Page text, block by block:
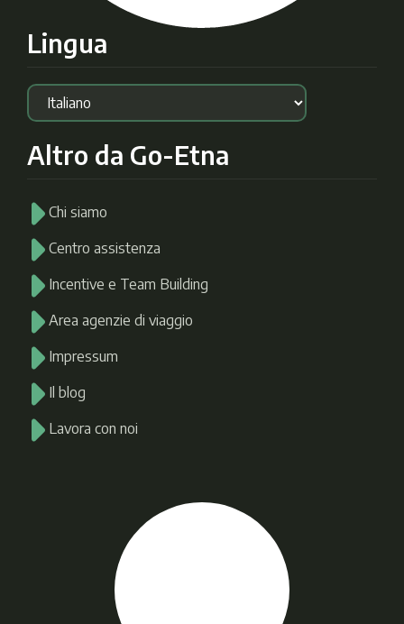
Lingua
Altro da Go-Etna
Chi siamo
Centro assistenza
Incentive e Team Building
Area agenzie di viaggio
Impressum
Il blog
Lavora con noi